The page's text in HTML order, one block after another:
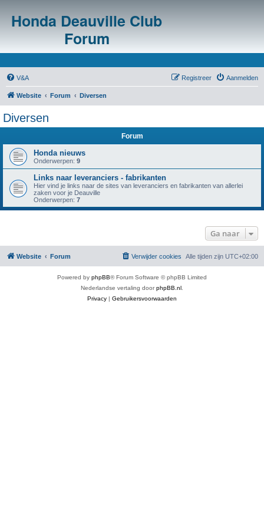
Honda Deauville Club
Forum
V&A Aanmelden
Registreer
Website Forum Diversen
Diversen
Forum
Honda nieuws
Onderwerpen: 9
Links naar leveranciers - fabrikanten
Hier vind je links naar de sites van leveranciers en fabrikanten van allerlei
zaken voor je Deauville
Onderwerpen: 7
Ga naar
Website Forum Alle tijden zijn UTC+02:00
Verwijder cookies
Powered by phpBB® Forum Software © phpBB Limited
Nederlandse vertaling doorphpBB.nl
Privacy | Gebruikersvoorwaarden